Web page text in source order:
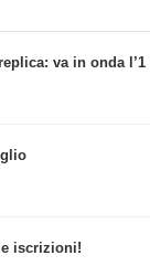
va in onda l’1
iscrizioni!